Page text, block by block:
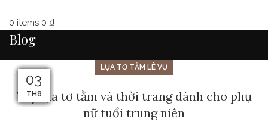
0 items 0 ₫
Blog
LỤA TƠ TẰM LÊ VỤ
Váy lụa tơ tằm và thời trang dành cho phụ
nữ tuổi trung niên
14
TH8
13
TH8
12
TH8
11
TH8
10
TH8
09
TH8
08
TH8
07
TH8
06
TH8
05
TH8
04
TH8
03
TH8